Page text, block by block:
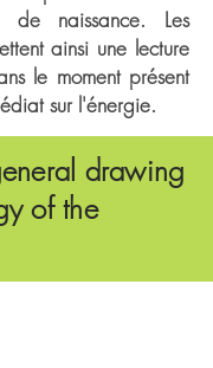
naissance. Les
ainsi une lecture
le moment présent
sur l'énergie.
drawing
of the